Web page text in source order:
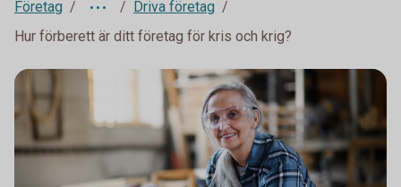
Företag
Driva företag
Hur förberett är ditt företag för kris och krig?